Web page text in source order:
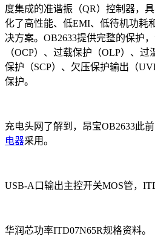
度集成的准谐振（QR）控制器，
化了高性能、低EMI、低待机功耗
决方案。OB2633提供完整的保护
（OCP）、过载保护（OLP）、
保护（SCP）、欠压保护输出（
保护。
充电头网了解到，昂宝OB2633此
电器采用。
USB-A口输出主控开关MOS管，
华润芯功率ITD07N65R规格资料。